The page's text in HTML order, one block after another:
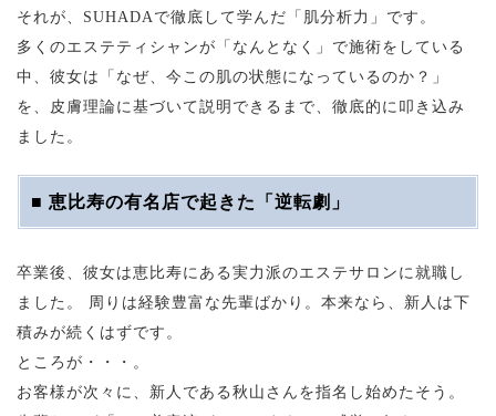
それが、SUHADAで徹底して学んだ「肌分析力」です。
多くのエステティシャンが「なんとなく」で施術をしている
中、彼女は「なぜ、今この肌の状態になっているのか？」
を、皮膚理論に基づいて説明できるまで、徹底的に叩き込み
ました。
■ 恵比寿の有名店で起きた「逆転劇」
卒業後、彼女は恵比寿にある実力派のエステサロンに就職し
ました。 周りは経験豊富な先輩ばかり。本来なら、新人は下
積みが続くはずです。
ところが・・・。
お客様が次々に、新人である秋山さんを指名し始めたそう。